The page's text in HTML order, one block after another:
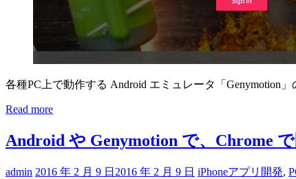
各種PC上で動作する Android エミュレータ「Genymotion」
Read more
Android や Genymotion で、Chrome
admin 2016 年 2 月 9 日 2016 年 2 月 9 日 iPhoneアプリ開発,